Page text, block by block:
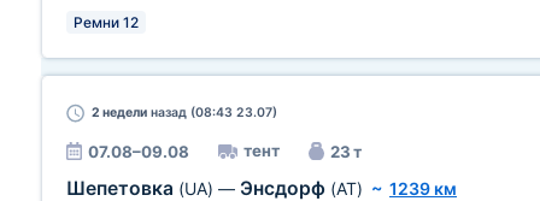
Ремни 12
2 недели назад (08:43 23.07)
07.08–09.08 тент 23 т
Шепетовка (UA) — Энсдорф (AT) ~ 1239 км